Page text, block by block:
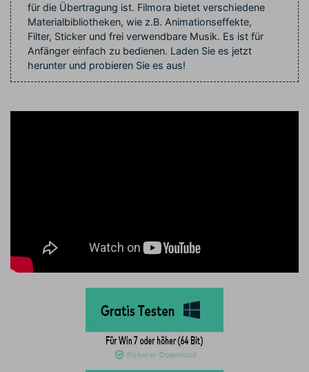
für die Übertragung ist. Filmora bietet verschiedene
Materialbibliotheken, wie z.B. Animationseffekte,
Filter, Sticker und frei verwendbare Musik. Es ist für
Anfänger einfach zu bedienen. Laden Sie es jetzt
herunter und probieren Sie es aus!